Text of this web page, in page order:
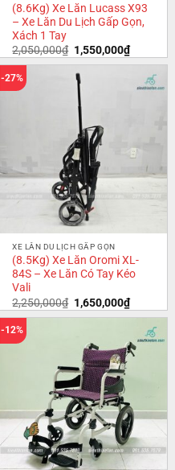
(8.6Kg) Xe Lăn Lucass X93
– Xe Lăn Du Lịch Gấp Gọn,
Xách 1 Tay
2,050,000₫ 1,550,000₫
-27%
XE LĂN DU LỊCH GẤP GỌN
(8.5Kg) Xe Lăn Oromi XL-
84S – Xe Lăn Có Tay Kéo
Vali
2,250,000₫ 1,650,000₫
-12%